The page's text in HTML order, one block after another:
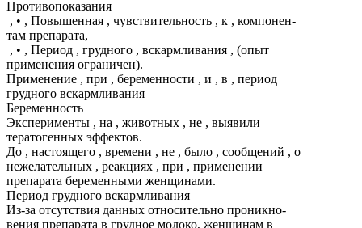
Противопоказания
, • , Повышенная , чувствительность , к , компонен-
там препарата,
, • , Период , грудного , вскармливания , (опыт
применения ограничен).
Применение , при , беременности , и , в , период
грудного вскармливания
Беременность
Эксперименты , на , животных , не , выявили
тератогенных эффектов.
До , настоящего , времени , не , было , сообщений , о
нежелательных , реакциях , при , применении
препарата беременными женщинами.
Период грудного вскармливания
Из-за отсутствия данных относительно проникно-
вения препарата в грудное молоко, женщинам в